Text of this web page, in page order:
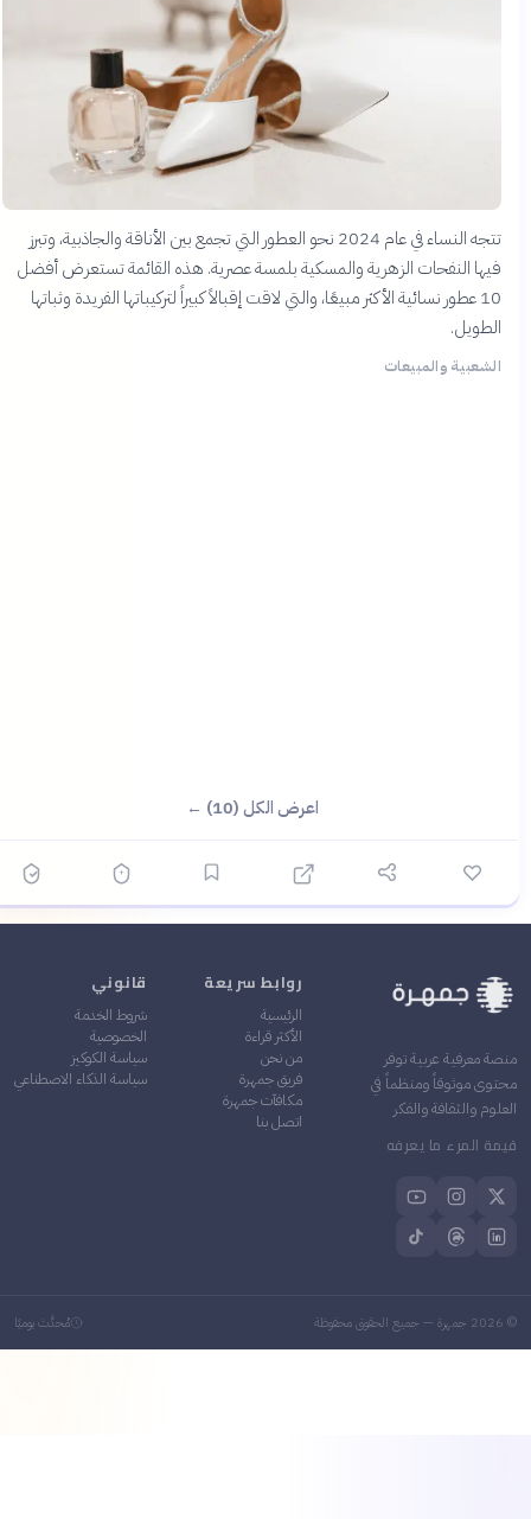
تتجه النساء في عام 2024 نحو العطور التي تجمع بين الأناقة والجاذبية، وتبرز
فيها النفحات الزهرية والمسكية بلمسة عصرية. هذه القائمة تستعرض أفضل
10 عطور نسائية الأكثر مبيعًا، والتي لاقت إقبالاً كبيراً لتركيباتها الفريدة وثباتها
الطويل.
الشعبية والمبيعات
اعرض الكل (10) ←
منصة معرفية عربية توفر
محتوى موثوقاً ومنظماً في
العلوم والثقافة والفكر
قيمة المرء ما يعرفه
روابط سريعة
الرئيسية
الأكثر قراءة
من نحن
فريق جمهرة
مكافآت جمهرة
اتصل بنا
قانوني
شروط الخدمة
الخصوصية
سياسة الكوكيز
سياسة الذكاء الاصطناعي
2026جمهرة — جميع الحقوق محفوظة مُحدَّث يوميًا